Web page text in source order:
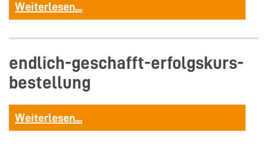
Weiterlesen...
endlich-geschafft-erfolgskurs-
bestellung
Weiterlesen...